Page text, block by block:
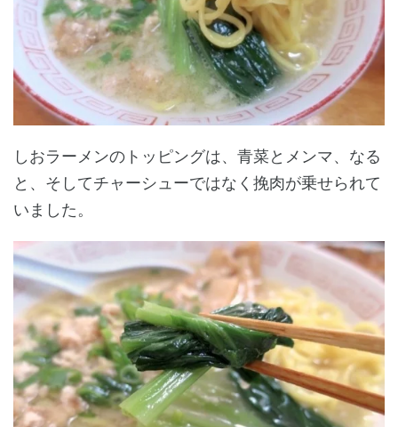
しおラーメンのトッピングは、青菜とメンマ、なる
と、そしてチャーシューではなく挽肉が乗せられて
いました。